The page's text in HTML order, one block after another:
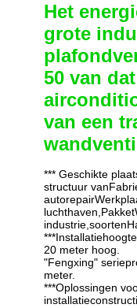
Het
grote
50 van
van een
*** Geschikte
structuur van
autorepair
luchthaven,Pakket
industrie,soorten
20 meter hoog.
"Fengxing"
meter.
***Oplossingen